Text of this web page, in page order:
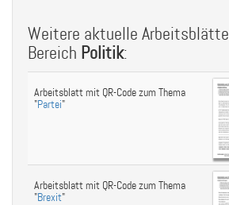
Weitere aktuelle
Bereich Politik:
Arbeitsblatt mit QR-Code zum Thema
"Partei"
Arbeitsblatt mit QR-Code zum Thema
"Brexit"